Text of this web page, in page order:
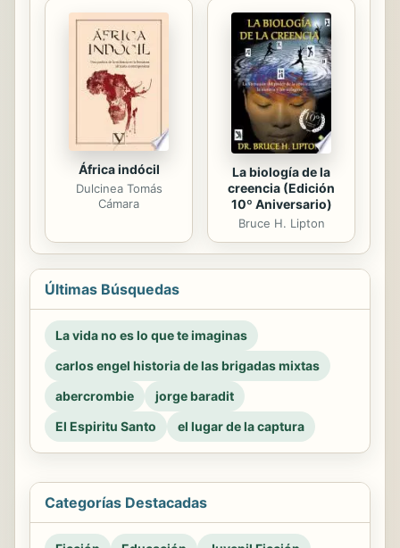
África indócil
Dulcinea Tomás
Cámara
La biología de la
creencia (Edición
10º Aniversario)
Bruce H. Lipton
Últimas Búsquedas
La vida no es lo que te imaginas
carlos engel historia de las brigadas mixtas
abercrombie
jorge baradit
El Espiritu Santo
el lugar de la captura
Categorías Destacadas